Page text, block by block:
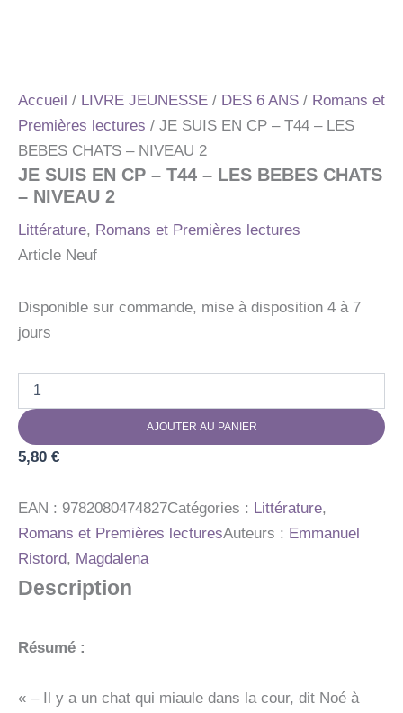
Accueil / LIVRE JEUNESSE / DES 6 ANS / Romans et
Premières lectures / JE SUIS EN CP – T44 – LES
BEBES CHATS – NIVEAU 2
JE SUIS EN CP – T44 – LES BEBES CHATS
– NIVEAU 2
Littérature, Romans et Premières lectures
Article Neuf
Disponible sur commande, mise à disposition 4 à 7
jours
JE
SUIS
EN
T44
-
LES
BEBES
CHATS
-
AJOUTER AU PANIER
5,80 €
EAN : 9782080474827Catégories : Littérature,
Romans et Premières lecturesAuteurs : Emmanuel
Ristord, Magdalena
Description
Résumé :
« – Il y a un chat qui miaule dans la cour, dit Noé à